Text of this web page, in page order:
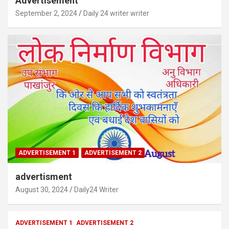
September 2, 2024 Daily 24 writer writer
ADVERTISEMENT 1 ADVERTISEMENT 2
advertisment
August 30, 2024 Daily24 Writer
ADVERTISEMENT 1 ADVERTISEMENT 2